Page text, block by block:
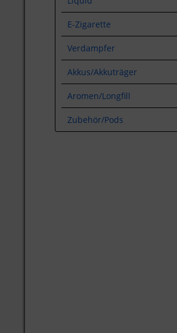
E-Zigarette
Verdampfer
Akkus/Akkuträger
Aromen/Longfill
Zubehör/Pods